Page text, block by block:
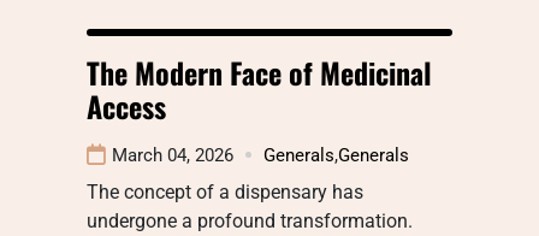
The Modern Face of Medicinal
Access
March 04, 2026 Generals,Generals
The concept of a dispensary has
undergone a profound transformation.